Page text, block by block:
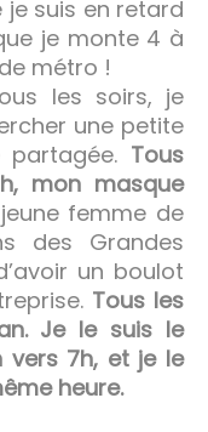
suis en retard
je monte 4 à
métro !
les soirs, je
une petite
Tous
mon masque
femme de
des Grandes
un boulot
Tous les
Je le suis le
7h, et je le
heure.